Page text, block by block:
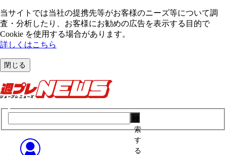
当サイトでは当社の提携先等がお客様のニーズ等について調
査・分析したり、お客様にお勧めの広告を表⽰する⽬的で
Cookie を使⽤する場合があります。
詳しくはこちら
閉じる
索
す
る